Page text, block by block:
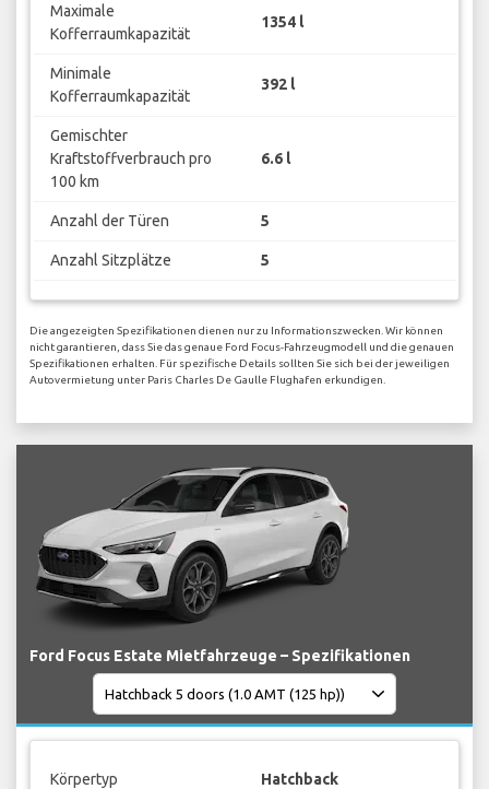
Maximale
Kofferraumkapazität
1354 l
Minimale
Kofferraumkapazität
392 l
Gemischter
Kraftstoffverbrauch pro
100 km
6.6 l
Anzahl der Türen 5
Anzahl Sitzplätze 5
Die angezeigten Spezifikationen dienen nur zu Informationszwecken. Wir können
nicht garantieren, dass Sie das genaue Ford Focus-Fahrzeugmodell und die genauen
Spezifikationen erhalten. Für spezifische Details sollten Sie sich bei der jeweiligen
Autovermietung unter Paris Charles De Gaulle Flughafen erkundigen.
Ford Focus Estate Mietfahrzeuge – Spezifikationen
Körpertyp Hatchback